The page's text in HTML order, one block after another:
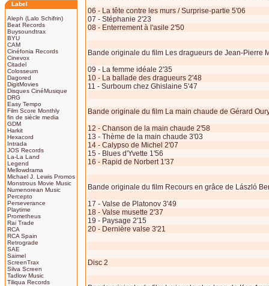
Label
Aleph (Lalo Schifrin)
Beat Records
Buysoundtrax
BYU
CAM
Cinéfonia Records
Cinevox
Citadel
Colosseum
Dagored
DigitMovies
Disques CinéMusique
DRG
Easy Tempo
Film Score Monthly
fin de siècle media
GDM
Harkit
Hexacord
Intrada
JOS Records
La-La Land
Legend
Mellowdrama
Michael J. Lewis Promos
Monstrous Movie Music
Numenorean Music
Percepto
Perseverance
Playtime
Prometheus
Rai Trade
RCA
RCA Spain
Retrograde
SAE
Saimel
ScreenTrax
Silva Screen
Tadlow Music
Tiliqua Records
06 - La tête contre les murs / Surprise-partie 5'06
07 - Stéphanie 2'23
08 - Enterrement à l'asile 2'50
Bande originale du film Les dragueurs de Jean-Pierre
09 - La femme idéale 2'35
10 - La ballade des dragueurs 2'48
11 - Surboum chez Ghislaine 5'47
Bande originale du film La main chaude de Gérard
12 - Chanson de la main chaude 2'58
13 - Thème de la main chaude 3'03
14 - Calypso de Michel 2'07
15 - Blues d'Yvette 1'56
16 - Rapid de Norbert 1'37
Bande originale du film Recours en grâce de László
17 - Valse de Platonov 3'49
18 - Valse musette 2'37
19 - Paysage 2'15
20 - Dernière valse 3'21
Disc 2